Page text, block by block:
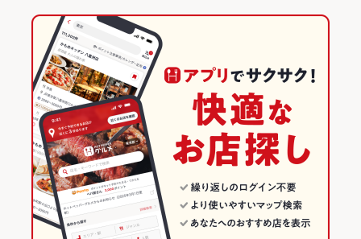
辻堂焼肉ホルモン ニューたけ田
天神焼肉ホルモンたけ田 大名店
肉匠たけ田 奈良広陵本店
西川口 焼肉ホルモンたけ田
飯能焼肉ホルモンたけ田
その他の関連店舗
赤羽駅 × 焼肉・ホルモン
赤羽駅 × 焼肉
東京 × 焼肉・ホルモン
東京 × 焼肉
東京のグルメランキング
東京の焼肉・ホルモンランキング
赤羽・王子・十条のグルメランキング
赤羽・王子・十条の焼肉・ホルモンランキング
赤羽のグルメランキング
赤羽の焼肉・ホルモンランキング